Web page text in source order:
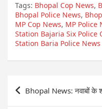
Tags: Bhopal Cop News,
Bhopal Police News,
MP Cop News, MP Police
Station Bajaria Six Police
Station Baria Police News
Post
navigation
Bhopal News: नवाबों के